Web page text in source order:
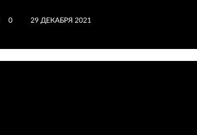
0 29 ДЕКАБРЯ 2021